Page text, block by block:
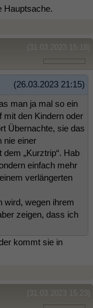
Hauptsache.
(31.03.2023 15:18)
(26.03.2023 21:15)
man ja mal so ein
mit den Kindern oder
Übernachte, sie das
nie einer
„Kurztrip“. Hab
einfach mehr
verlängerten
wird, wegen ihrem
zeigen, dass ich
kommt sie in
(31.03.2023 15:23)